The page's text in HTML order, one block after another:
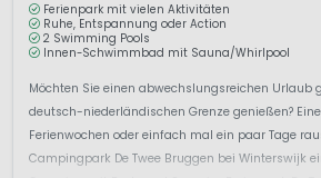
Ferienpark mit vielen Aktivitäten
Ruhe, Entspannung oder Action
2 Swimming Pools
Innen-Schwimmbad mit Sauna/Whirlpool
Möchten Sie einen abwechslungsreichen Urlaub
deutsch-niederländischen Grenze genießen?
Ferienwochen oder einfach mal ein paar Tage
Campingpark De Twee Bruggen bei Winterswijk